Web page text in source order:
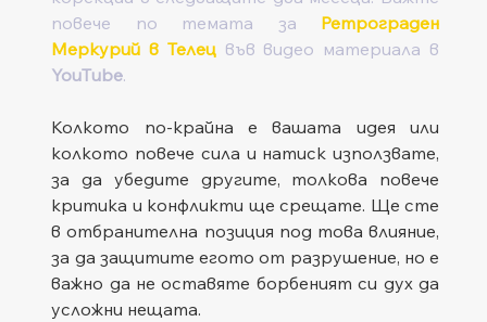
повече по темата за Ретрограден
Меркурий в Телец
YouТube.
Колкото по-крайна е вашата идея или
колкото повече сила и натиск използвате,
за да убедите другите, толкова повече
критика и конфликти ще срещате. Ще сте
в отбранителна позиция под това влияние,
за да защитите егото от разрушение, но е
важно да не оставяте борбеният си дух да
усложни нещата.